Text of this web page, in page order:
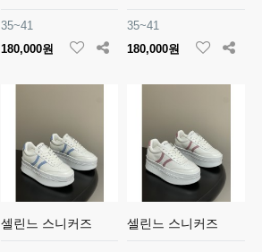
35~41
180,000원
35~41
180,000원
셀린느 스니커즈 셀린느 스니커즈